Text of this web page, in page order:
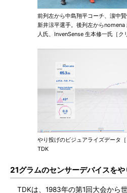
前列左から中島翔平コーチ、濵中賢
新井涼平選手。後列左からnomena
人氏、InvenSense 生本修一氏［ク
やり投げのビジュアライズデータ
TDK
21グラムのセンサーデバイスを
TDKは、1983年の第1回大会から